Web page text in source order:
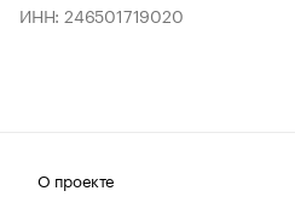
ИНН: 246501719020
О проекте